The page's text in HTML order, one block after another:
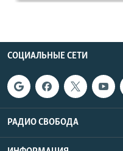
СОЦИАЛЬНЫЕ СЕТИ
РАДИО СВОБОДА